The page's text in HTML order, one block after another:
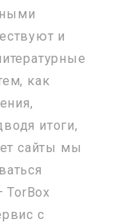
и
как
итоги,
сайты мы
TorBox
с